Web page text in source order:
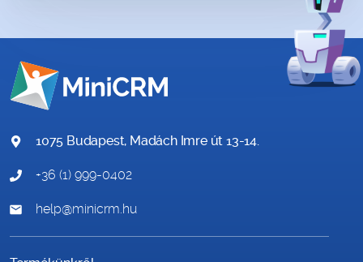
1075 Budapest, Madách Imre út 13-14.
+36 (1) 999-0402
help@minicrm.hu